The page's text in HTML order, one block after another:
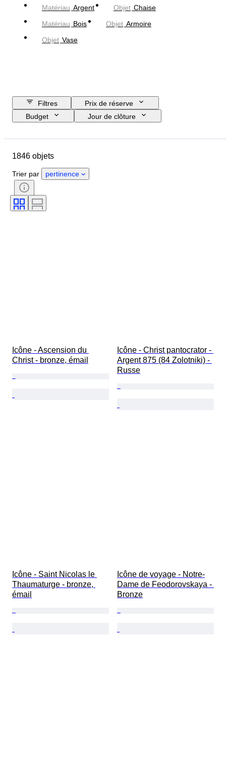
Matériau Argent Objet Chaise
Matériau Bois Objet Armoire
Objet Vase
Filtres
Prix de réserve
Budget
Jour de clôture
Pays d’origine
Genre
État
Certificat
Signature
Mouvement de montre
1846 objets
Trier par pertinence
Icône - Ascension du
Christ - bronze, émail
Icône - Christ pantocrator -
Argent 875 (84 Zolotniki) -
Russe
Icône - Saint Nicolas le
Thaumaturge - bronze,
émail
Icône de voyage - Notre-
Dame de Feodorovskaya -
Bronze